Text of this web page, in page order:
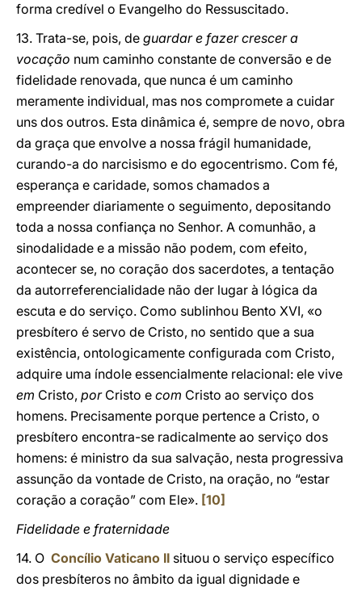
forma credível o Evangelho do Ressuscitado.
13. Trata-se, pois, de guardar e fazer crescer a
vocação num caminho constante de conversão e de
fidelidade renovada, que nunca é um caminho
meramente individual, mas nos compromete a cuidar
uns dos outros. Esta dinâmica é, sempre de novo, obra
da graça que envolve a nossa frágil humanidade,
curando-a do narcisismo e do egocentrismo. Com fé,
esperança e caridade, somos chamados a
empreender diariamente o seguimento, depositando
toda a nossa confiança no Senhor. A comunhão, a
sinodalidade e a missão não podem, com efeito,
acontecer se, no coração dos sacerdotes, a tentação
da autorreferencialidade não der lugar à lógica da
escuta e do serviço. Como sublinhou Bento XVI, «o
presbítero é servo de Cristo, no sentido que a sua
existência, ontologicamente configurada com Cristo,
adquire uma índole essencialmente relacional: ele vive
em Cristo, por Cristo e com Cristo ao serviço dos
homens. Precisamente porque pertence a Cristo, o
presbítero encontra-se radicalmente ao serviço dos
homens: é ministro da sua salvação, nesta progressiva
assunção da vontade de Cristo, na oração, no “estar
coração a coração” com Ele». [10]
Fidelidade e fraternidade
14. O Concílio Vaticano II situou o serviço específico
dos presbíteros no âmbito da igual dignidade e